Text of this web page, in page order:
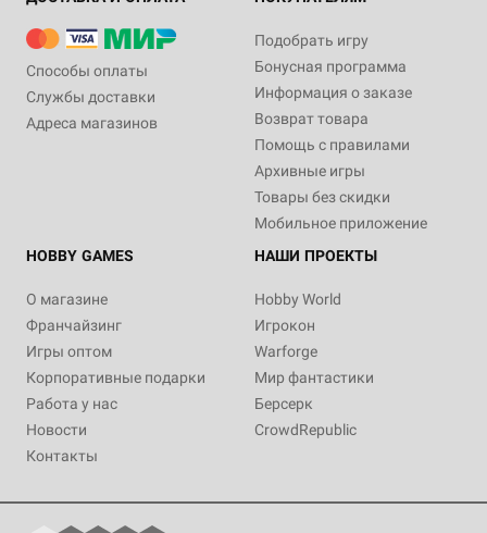
Способы оплаты
Службы доставки
Адреса магазинов
Подобрать игру
Бонусная программа
Информация о заказе
Возврат товара
Помощь с правилами
Архивные игры
Товары без скидки
Мобильное приложение
HOBBY GAMES
О магазине
Франчайзинг
Игры оптом
Корпоративные подарки
Работа у нас
Новости
Контакты
НАШИ ПРОЕКТЫ
Hobby World
Игрокон
Warforge
Мир фантастики
Берсерк
CrowdRepublic